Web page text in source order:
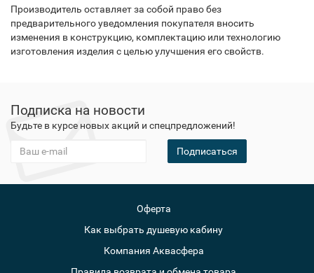
Производитель оставляет за собой право без
предварительного уведомления покупателя вносить
изменения в конструкцию, комплектацию или технологию
изготовления изделия с целью улучшения его свойств.
Подписка на новости
Будьте в курсе новых акций и спецпредложений!
Подписаться
Оферта
Как выбрать душевую кабину
Компания Аквасфера